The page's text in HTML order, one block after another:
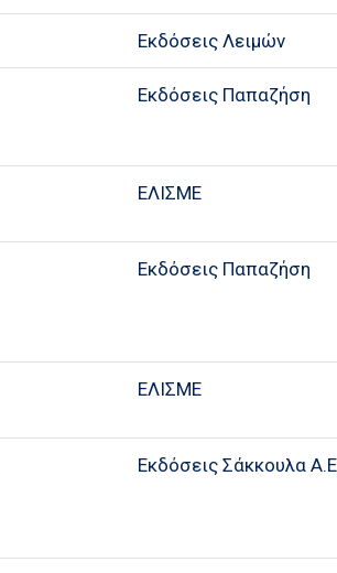
Εκδόσεις Λειμών
Εκδόσεις Παπαζήση
ΕΛΙΣΜΕ
Εκδόσεις Παπαζήση
ΕΛΙΣΜΕ
Εκδόσεις Σάκκουλα